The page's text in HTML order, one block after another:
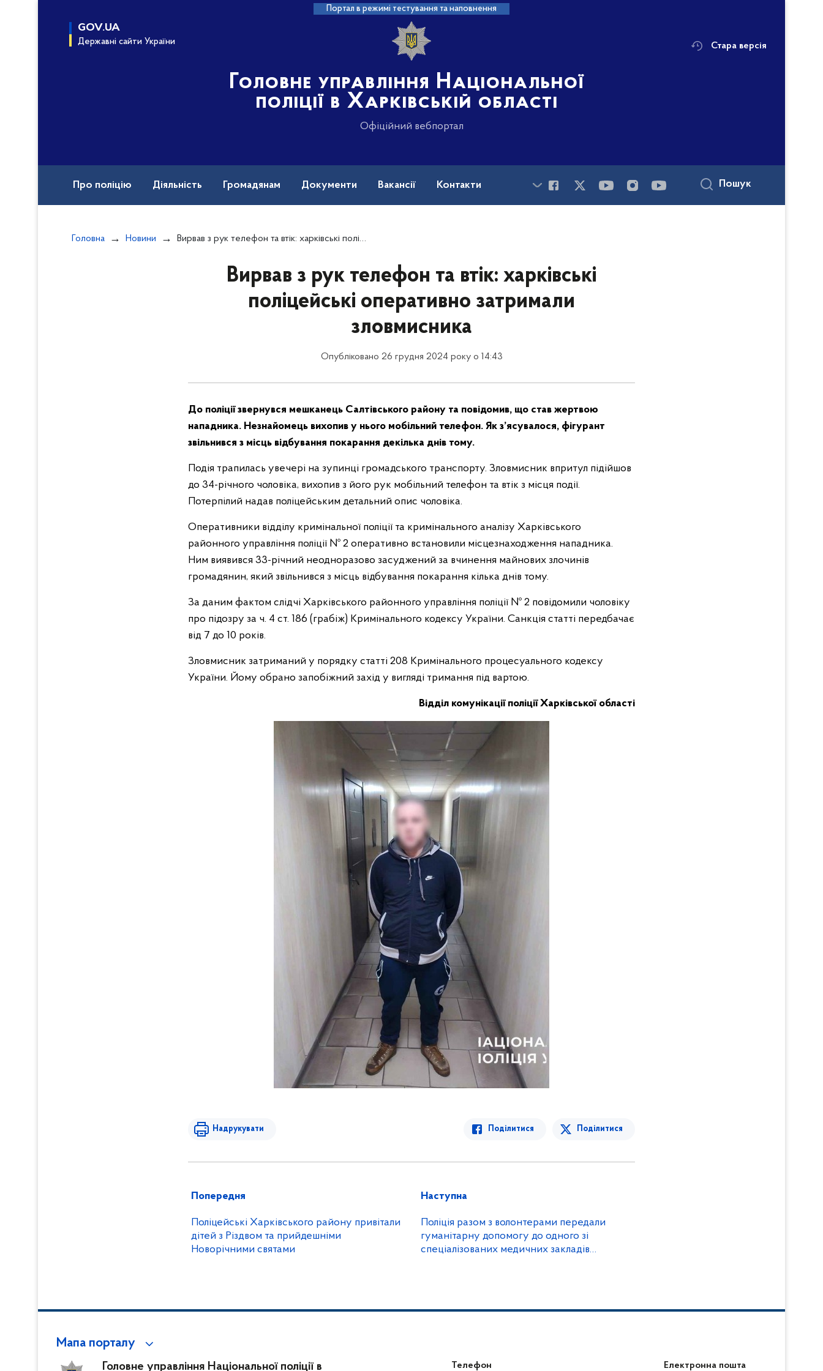
Портал в режимі тестування та наповнення
GOV.UA
Державні сайти України
Головне управління Національної
поліції в Харківській області
Офіційний вебпортал
Стара версія
Про поліцію Діяльність Громадянам Документи Вакансії Контакти Пошук
Головна Новини Вирвав з рук телефон та втік: харківські поліцейські оперативно затримали зловмисника
Вирвав з рук телефон та втік: харківські
поліцейські оперативно затримали
зловмисника
Опубліковано 26 грудня 2024 року о 14:43
До поліції звернувся мешканець Салтівського району та повідомив, що став жертвою
нападника. Незнайомець вихопив у нього мобільний телефон. Як з’ясувалося, фігурант
звільнився з місць відбування покарання декілька днів тому.
Подія трапилась увечері на зупинці громадського транспорту. Зловмисник впритул підійшов
до 34-річного чоловіка, вихопив з його рук мобільний телефон та втік з місця події.
Потерпілий надав поліцейським детальний опис чоловіка.
Оперативники відділу кримінальної поліції та кримінального аналізу Харківського
районного управління поліції № 2 оперативно встановили місцезнаходження нападника.
Ним виявився 33-річний неодноразово засуджений за вчинення майнових злочинів
громадянин, який звільнився з місць відбування покарання кілька днів тому.
За даним фактом слідчі Харківського районного управління поліції № 2 повідомили чоловіку
про підозру за ч. 4 ст. 186 (грабіж) Кримінального кодексу України. Санкція статті передбачає
від 7 до 10 років.
Зловмисник затриманий у порядку статті 208 Кримінального процесуального кодексу
України. Йому обрано запобіжний захід у вигляді тримання під вартою.
Відділ комунікації поліції Харківської області
Надрукувати Поділитися Поділитися
Попередня
Поліцейські Харківського району привітали
дітей з Різдвом та прийдешніми
Новорічними святами
Наступна
Поліція разом з волонтерами передали
гуманітарну допомогу до одного зі
спеціалізованих медичних закладів
Мапа порталу
Головне управління Національної поліції в Телефон Електронна пошта